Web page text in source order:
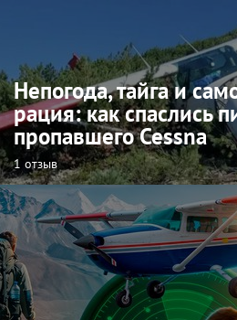
Непогода, тайга и
рация: как спаслись
пропавшего Cessna
1 отзыв